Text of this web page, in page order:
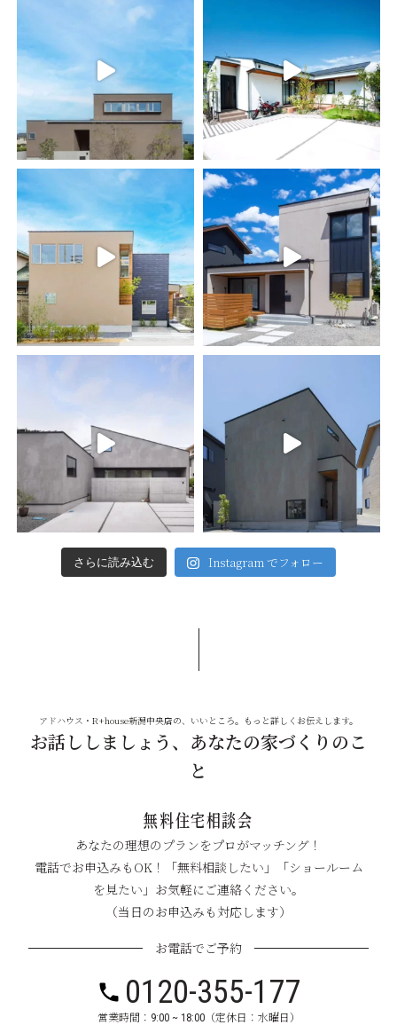
さらに読み込む Instagram でフォロー
アドハウス・R+house新潟中央店の、いいところ。もっと詳しくお伝えします。
お話ししましょう、あなたの家づくりのこ
と
無料住宅相談会
あなたの理想のプランをプロがマッチング！
電話でお申込みもOK！「無料相談したい」「ショールーム
を見たい」お気軽にご連絡ください。
（当日のお申込みも対応します）
お電話でご予約
0120-355-177
営業時間：9:00 ~ 18:00（定休日：水曜日）